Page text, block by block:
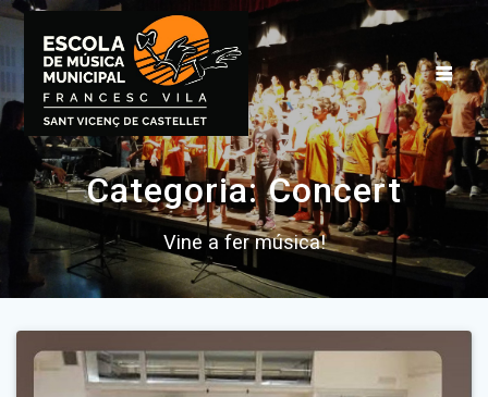
Skip
content
Categoria:Concert
Vine a fer música!